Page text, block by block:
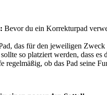
Bevor du ein Korrekturpad
das für den jeweiligen
so platziert werden, dass
regelmäßig, ob das Pad seine